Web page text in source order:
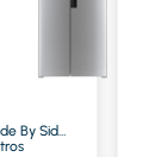
By Side